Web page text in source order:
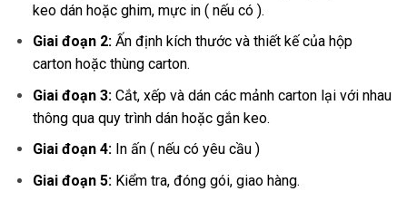
keo dán hoặc ghim, mực in ( nếu có ).
Giai đoạn 2:Ấn định kích thước và thiết kế của hộp
carton hoặc thùng carton.
Giai đoạn 3:Cắt, xếp và dán các mảnh carton lại với nhau
thông qua quy trình dán hoặc gắn keo.
Giai đoạn 4: In ấn ( nếu có yêu cầu )
Giai đoạn 5: Kiểm tra, đóng gói, giao hàng.